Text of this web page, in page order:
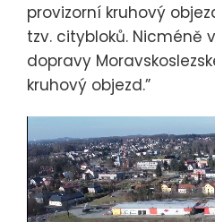
provizorní kruhový
tzv. citybloků. Nicméně
dopravy
kruhový objezd.”